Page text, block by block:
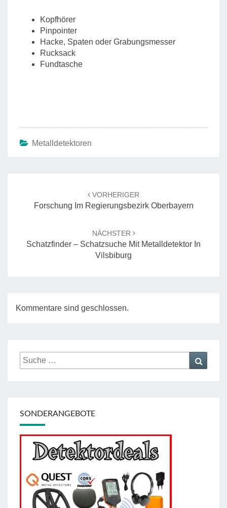
Kopfhörer
Pinpointer
Hacke, Spaten oder Grabungsmesser
Rucksack
Fundtasche
Metalldetektoren
VORHERIGER
Forschung Im Regierungsbezirk Oberbayern
NÄCHSTER
Schatzfinder – Schatzsuche Mit Metalldetektor In
Vilsbiburg
Kommentare sind geschlossen.
Suche
nach:
SONDERANGEBOTE